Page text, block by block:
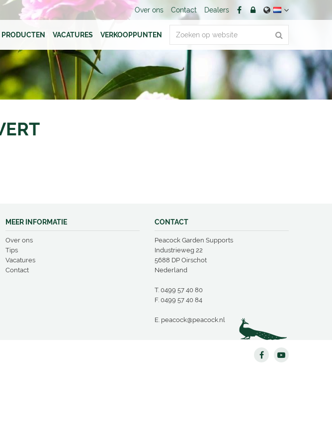
Over ons Contact Dealers
PRODUCTEN VACATURES VERKOOPPUNTEN
MEER INFORMATIE
Over ons
Tips
Vacatures
Contact
CONTACT
Peacock Garden Supports
Industrieweg 22
5688 DP Oirschot
Nederland
T. 0499 57 40 80
F. 0499 57 40 84
E. peacock@peacock.nl